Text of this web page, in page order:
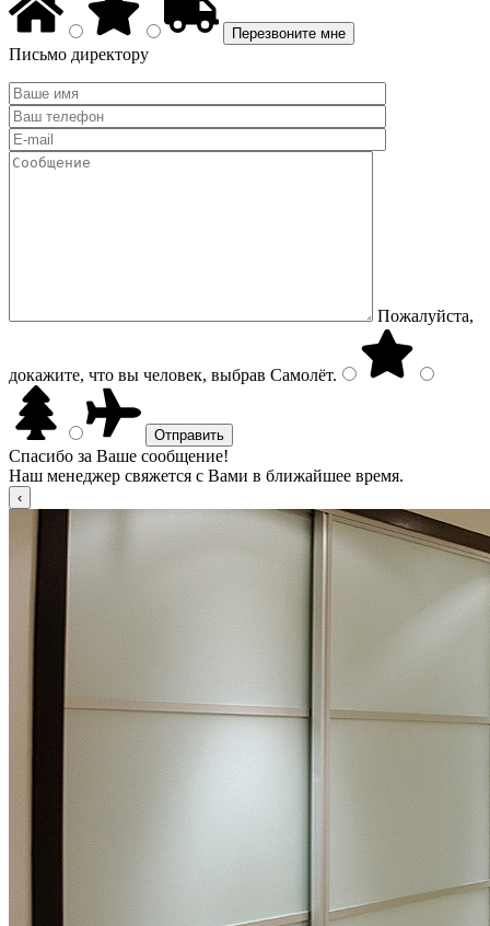
Письмо директору
Пожалуйста,
докажите, что вы человек, выбрав Самолёт.
Спасибо за Ваше сообщение!
Наш менеджер свяжется с Вами в ближайшее время.